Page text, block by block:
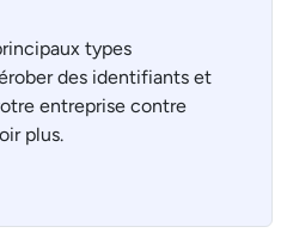
types
des identifiants et
entreprise contre
plus.